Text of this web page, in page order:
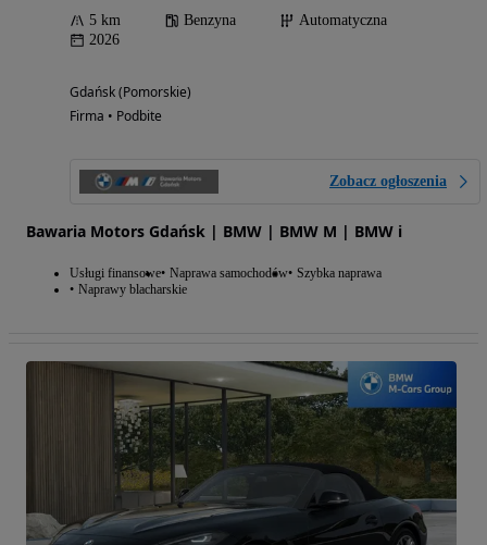
5 km Benzyna
Automatyczna
2026
Gdańsk (Pomorskie)
Firma • Podbite
Zobacz ogłoszenia
Bawaria Motors Gdańsk | BMW | BMW M | BMW i
Usługi finansowe Naprawa samochodów Szybka naprawa
Naprawy blacharskie